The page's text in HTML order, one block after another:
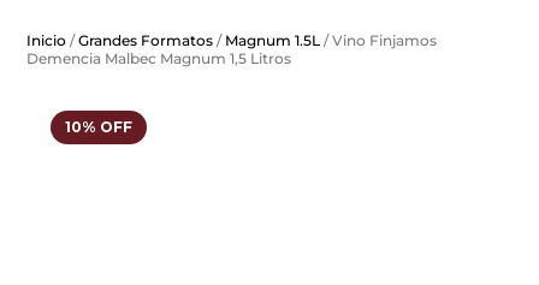
10% OFF
Inicio /Grandes Formatos / Magnum 1.5L / Vino Finjamos
Demencia Malbec Magnum 1,5 Litros